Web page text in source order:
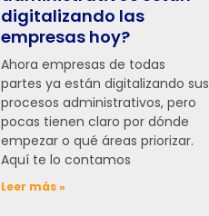
digitalizando las
empresas hoy?
Ahora empresas de todas
partes ya están digitalizando sus
procesos administrativos, pero
pocas tienen claro por dónde
empezar o qué áreas priorizar.
Aquí te lo contamos
Leer más »